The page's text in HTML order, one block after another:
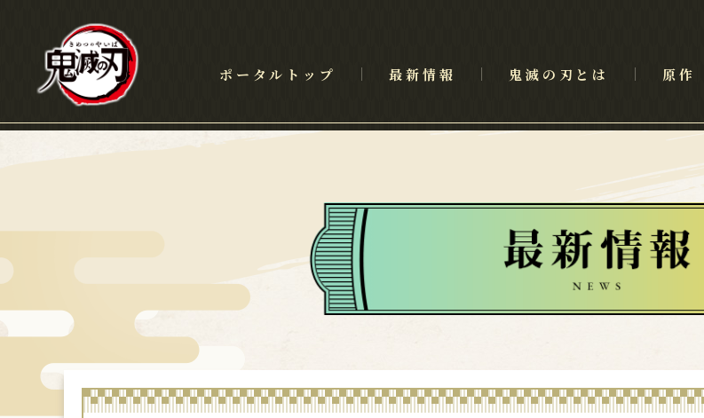
ポータルトップ 最新情報 鬼滅の刃とは 原作